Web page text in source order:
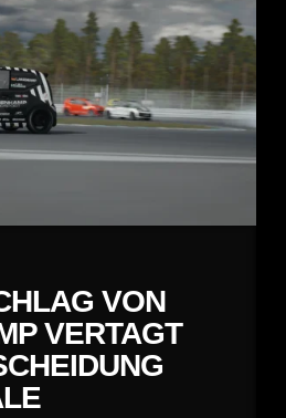
VON
VERTAGT